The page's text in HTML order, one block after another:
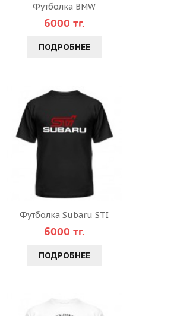
Футболка BMW
6000 тг.
ПОДРОБНЕЕ
Футболка Subaru STI
6000 тг.
ПОДРОБНЕЕ